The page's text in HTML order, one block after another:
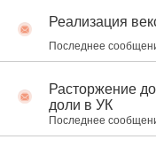
Реализация
Последнее
Расторжение
доли в УК
Последнее